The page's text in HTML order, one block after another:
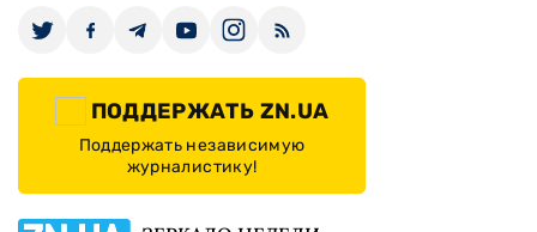
ПОДДЕРЖАТЬ ZN.UA
Поддержать независимую
журналистику!